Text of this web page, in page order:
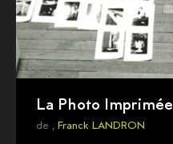
La Photo Imprimée
de , Franck LANDRON